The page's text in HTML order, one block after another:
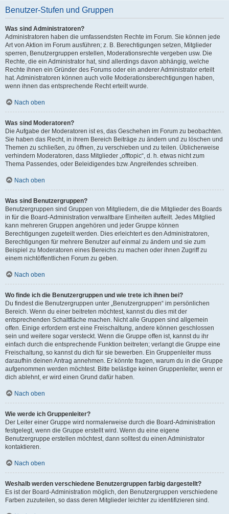
Benutzer-Stufen und Gruppen
Was sind Administratoren?
Administratoren haben die umfassendsten Rechte im Forum. Sie können jede
Art von Aktion im Forum ausführen; z. B. Berechtigungen setzen, Mitglieder
sperren, Benutzergruppen erstellen, Moderationsrechte vergeben usw. Die
Rechte, die ein Administrator hat, sind allerdings davon abhängig, welche
Rechte ihnen ein Gründer des Forums oder ein anderer Administrator erteilt
hat. Administratoren können auch volle Moderationsberechtigungen haben,
wenn ihnen das entsprechende Recht erteilt wurde.
Nach oben
Was sind Moderatoren?
Die Aufgabe der Moderatoren ist es, das Geschehen im Forum zu beobachten.
Sie haben das Recht, in ihrem Bereich Beiträge zu ändern und zu löschen und
Themen zu schließen, zu öffnen, zu verschieben und zu teilen. Üblicherweise
verhindern Moderatoren, dass Mitglieder „offtopic“, d. h. etwas nicht zum
Thema Passendes, oder Beleidigendes bzw. Angreifendes schreiben.
Nach oben
Was sind Benutzergruppen?
Benutzergruppen sind Gruppen von Mitgliedern, die die Mitglieder des Boards
in für die Board-Administration verwaltbare Einheiten aufteilt. Jedes Mitglied
kann mehreren Gruppen angehören und jeder Gruppe können
Berechtigungen zugeteilt werden. Dies erleichtert es den Administratoren,
Berechtigungen für mehrere Benutzer auf einmal zu ändern und sie zum
Beispiel zu Moderatoren eines Bereichs zu machen oder ihnen Zugriff zu
einem nichtöffentlichen Forum zu geben.
Nach oben
Wo finde ich die Benutzergruppen und wie trete ich ihnen bei?
Du findest die Benutzergruppen unter „Benutzergruppen“ im persönlichen
Bereich. Wenn du einer beitreten möchtest, kannst du dies mit der
entsprechenden Schaltfläche machen. Nicht alle Gruppen sind allgemein
offen. Einige erfordern erst eine Freischaltung, andere können geschlossen
sein und weitere sogar versteckt. Wenn die Gruppe offen ist, kannst du ihr
einfach durch die entsprechende Funktion beitreten; verlangt die Gruppe eine
Freischaltung, so kannst du dich für sie bewerben. Ein Gruppenleiter muss
daraufhin deinen Antrag annehmen. Er könnte fragen, warum du in die Gruppe
aufgenommen werden möchtest. Bitte belästige keinen Gruppenleiter, wenn er
dich ablehnt, er wird einen Grund dafür haben.
Nach oben
Wie werde ich Gruppenleiter?
Der Leiter einer Gruppe wird normalerweise durch die Board-Administration
festgelegt, wenn die Gruppe erstellt wird. Wenn du eine eigene
Benutzergruppe erstellen möchtest, dann solltest du einen Administrator
kontaktieren.
Nach oben
Weshalb werden verschiedene Benutzergruppen farbig dargestellt?
Es ist der Board-Administration möglich, den Benutzergruppen verschiedene
Farben zuzuteilen, so dass deren Mitglieder leichter zu identifizieren sind.